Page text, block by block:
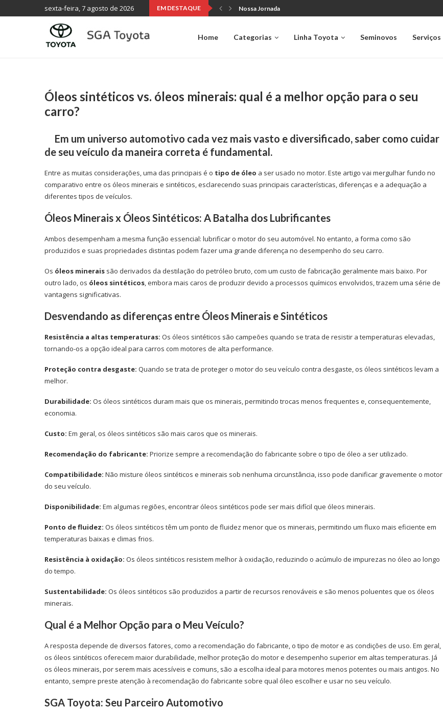
sexta-feira, 7 agosto de 2026 EM DESTAQUE Nossa Jornada
Home Categorias Linha Toyota Seminovos Serviços
Óleos sintéticos vs. óleos minerais: qual é a melhor opção para o seu
carro?
Em um universo automotivo cada vez mais vasto e diversificado, saber como cuidar
de seu veículo da maneira correta é fundamental.
Entre as muitas considerações, uma das principais é o tipo de óleo a ser usado no motor. Este artigo vai mergulhar fundo no
comparativo entre os óleos minerais e sintéticos, esclarecendo suas principais características, diferenças e a adequação a
diferentes tipos de veículos.
Óleos Minerais x Óleos Sintéticos: A Batalha dos Lubrificantes
Ambos desempenham a mesma função essencial: lubrificar o motor do seu automóvel. No entanto, a forma como são
produzidos e suas propriedades distintas podem fazer uma grande diferença no desempenho do seu carro.
Os óleos minerais são derivados da destilação do petróleo bruto, com um custo de fabricação geralmente mais baixo. Por
outro lado, os óleos sintéticos, embora mais caros de produzir devido a processos químicos envolvidos, trazem uma série de
vantagens significativas.
Desvendando as diferenças entre Óleos Minerais e Sintéticos
Resistência a altas temperaturas: Os óleos sintéticos são campeões quando se trata de resistir a temperaturas elevadas,
tornando-os a opção ideal para carros com motores de alta performance.
Proteção contra desgaste: Quando se trata de proteger o motor do seu veículo contra desgaste, os óleos sintéticos levam a
melhor.
Durabilidade: Os óleos sintéticos duram mais que os minerais, permitindo trocas menos frequentes e, consequentemente,
economia.
Custo: Em geral, os óleos sintéticos são mais caros que os minerais.
Recomendação do fabricante: Priorize sempre a recomendação do fabricante sobre o tipo de óleo a ser utilizado.
Compatibilidade: Não misture óleos sintéticos e minerais sob nenhuma circunstância, isso pode danificar gravemente o motor
do seu veículo.
Disponibilidade: Em algumas regiões, encontrar óleos sintéticos pode ser mais difícil que óleos minerais.
Ponto de fluidez: Os óleos sintéticos têm um ponto de fluidez menor que os minerais, permitindo um fluxo mais eficiente em
temperaturas baixas e climas frios.
Resistência à oxidação: Os óleos sintéticos resistem melhor à oxidação, reduzindo o acúmulo de impurezas no óleo ao longo
do tempo.
Sustentabilidade: Os óleos sintéticos são produzidos a partir de recursos renováveis e são menos poluentes que os óleos
minerais.
Qual é a Melhor Opção para o Meu Veículo?
A resposta depende de diversos fatores, como a recomendação do fabricante, o tipo de motor e as condições de uso. Em geral,
os óleos sintéticos oferecem maior durabilidade, melhor proteção do motor e desempenho superior em altas temperaturas. Já
os óleos minerais, por serem mais acessíveis e comuns, são a escolha ideal para motores menos potentes ou mais antigos. No
entanto, sempre preste atenção à recomendação do fabricante sobre qual óleo escolher e usar no seu veículo.
SGA Toyota: Seu Parceiro Automotivo